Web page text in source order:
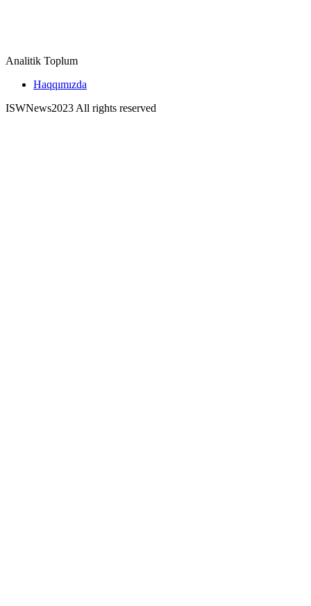
Analitik Toplum
Haqqımızda
ISWNews2023 All rights reserved